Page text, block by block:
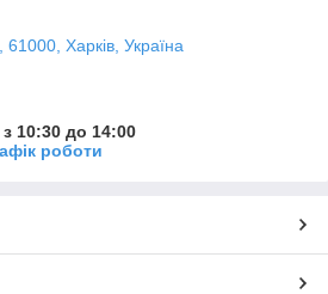
61000, Харків, Україна
10:30 до 14:00
роботи